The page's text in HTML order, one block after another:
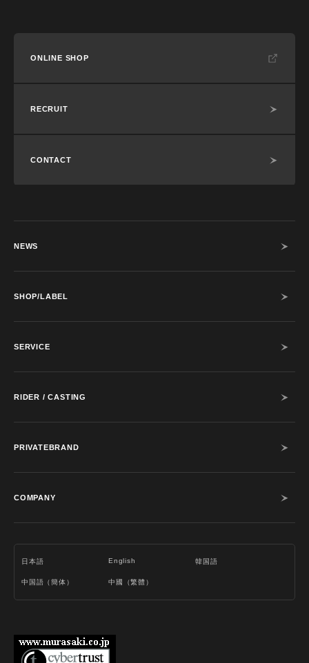
ONLINE SHOP
RECRUIT
CONTACT
NEWS
SHOP/LABEL
SERVICE
RIDER / CASTING
PRIVATEBRAND
COMPANY
日本語 English 韓国語
中国語（簡体） 中國（繁體）